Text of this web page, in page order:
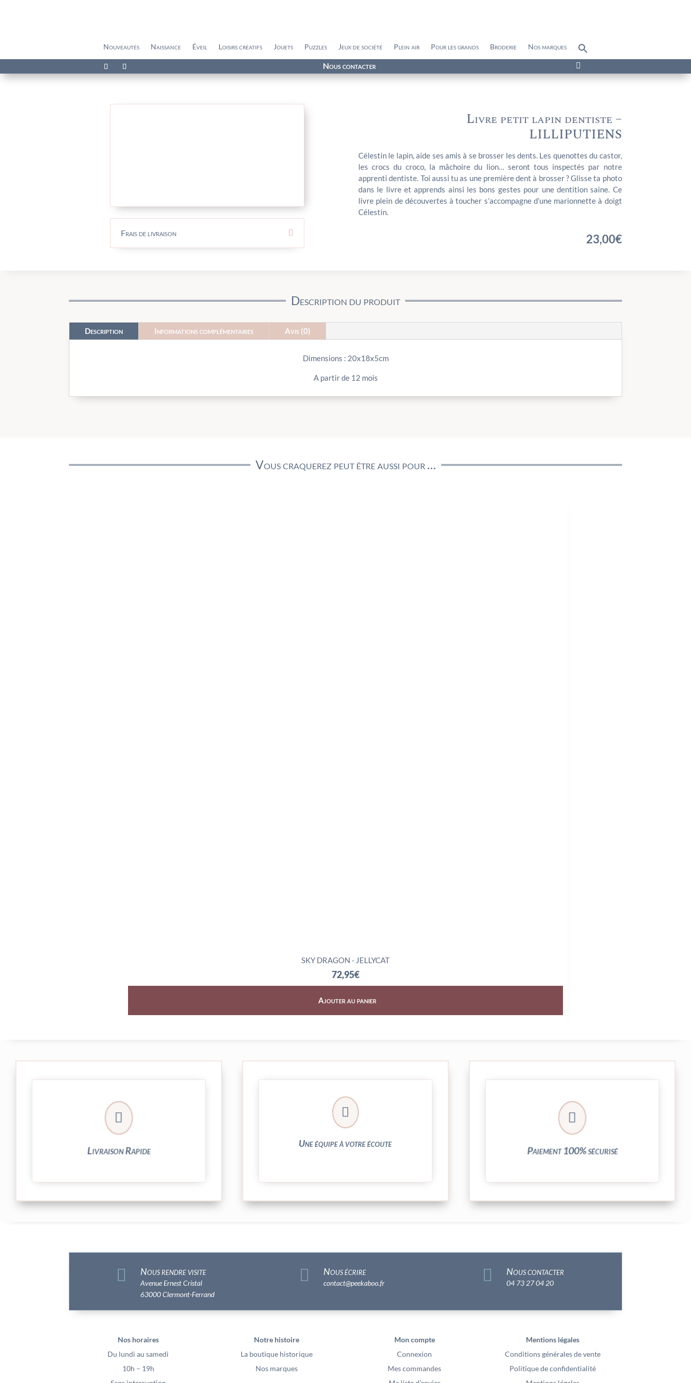
Nouveautés Naissance Éveil Loisirs créatifs Jouets Puzzles Jeux de société Plein air Pour les grands Broderie Nos marques
for:
Nous contacter 
Frais de livraison
Livre petit lapin dentiste –
LILLIPUTIENS
Célestin le lapin, aide ses amis à se brosser les dents. Les quenottes du castor,
les crocs du croco, la mâchoire du lion… seront tous inspectés par notre
apprenti dentiste. Toi aussi tu as une première dent à brosser ? Glisse ta photo
dans le livre et apprends ainsi les bons gestes pour une dentition saine. Ce
livre plein de découvertes à toucher s’accompagne d’une marionnette à doigt
Célestin.
23,00€
Description du produit
Description Informations complémentaires Avis (0)
Dimensions : 20x18x5cm
A partir de 12 mois
Vous craquerez peut être aussi pour …
SKY DRAGON - JELLYCAT
72,95€
Ajouter au panier

Livraison Rapide
Votre commande est expédiée sous 24/48h
et livrée par Colissimo. 
Une équipe à votre écoute
N’hésitez pas à nous solliciter
► 04 73 27 04 20
► contact@peekaboo.fr

Paiement 100% sécurisé
Vos transactions par carte bancaire sont
entièrement sécurisées grâce au système
crypté de notre partenaire PayPlug.
 Nous rendre visite
Avenue Ernest Cristal
63000 Clermont-Ferrand
 Nous écrire
contact@peekaboo.fr  Nous contacter
04 73 27 04 20
Nos horaires
Du lundi au samedi
10h – 19h
Notre histoire
La boutique historique
Nos marques
Mon compte
Connexion
Mes commandes
Mentions légales
Conditions générales de vente
Politique de confidentialité